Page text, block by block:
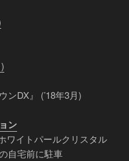
ンDX』 (’18年3月)
ン
ワイトパールクリスタル
自宅前に駐車